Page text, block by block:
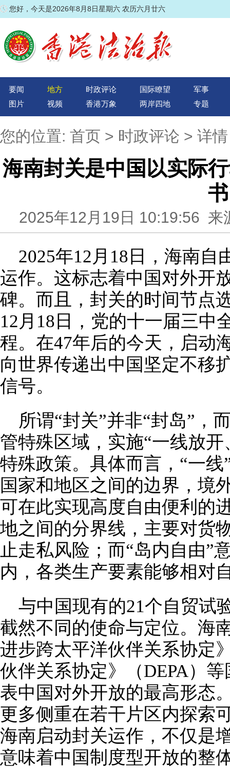
您好，今天是2026年8月8日星期六 农历六月廿六
要闻 地方 时政评论 国际瞭望
军事
图片
视频 香港万象 两岸四地 专题
您的位置: 首页 > 时政评论 > 详情
海南封关是中国以实际
书
2025年12月19日 10:19:56
2025年12月18日，海南
运作。这标志着中国对外开
碑。而且，封关的时间节
12月18日，党的十一届三中
程。在47年后的今天，启动
向世界传递出中国坚定不移
信号。
所谓“封关”并非“封岛”，
管特殊区域，实施“一线放
特殊政策。具体而言，“一
国家和地区之间的边界，境
可在此实现高度自由便利的
地之间的分界线，主要对货
止走私风险；而“岛内自由”
内，各类生产要素能够相对
与中国现有的21个自贸试
截然不同的使命与定位。海
进步跨太平洋伙伴关系协定
伙伴关系协定》（DEPA）
表中国对外开放的最高形态
更多侧重在若干片区内探索
海南启动封关运作，不仅是
意味着中国制度型开放的整